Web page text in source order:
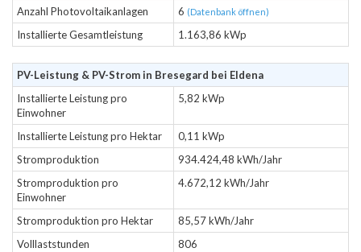
Anzahl Photovoltaikanlagen
6 (Datenbank öffnen)
Installierte Gesamtleistung 1.163,86 kWp
PV-Leistung & PV-Strom in Bresegard bei Eldena
Installierte Leistung pro
Einwohner
5,82 kWp
Installierte Leistung pro Hektar
0,11 kWp
Stromproduktion
934.424,48 kWh/Jahr
Stromproduktion pro
Einwohner
4.672,12 kWh/Jahr
Stromproduktion pro Hektar
85,57 kWh/Jahr
Volllaststunden
806